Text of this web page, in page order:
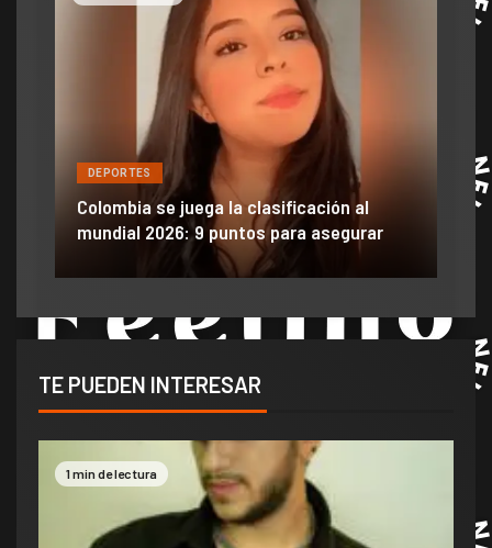
DEPORTES
Colombia se juega la clasificación al
mundial 2026: 9 puntos para asegurar
TE PUEDEN INTERESAR
1 min de lectura